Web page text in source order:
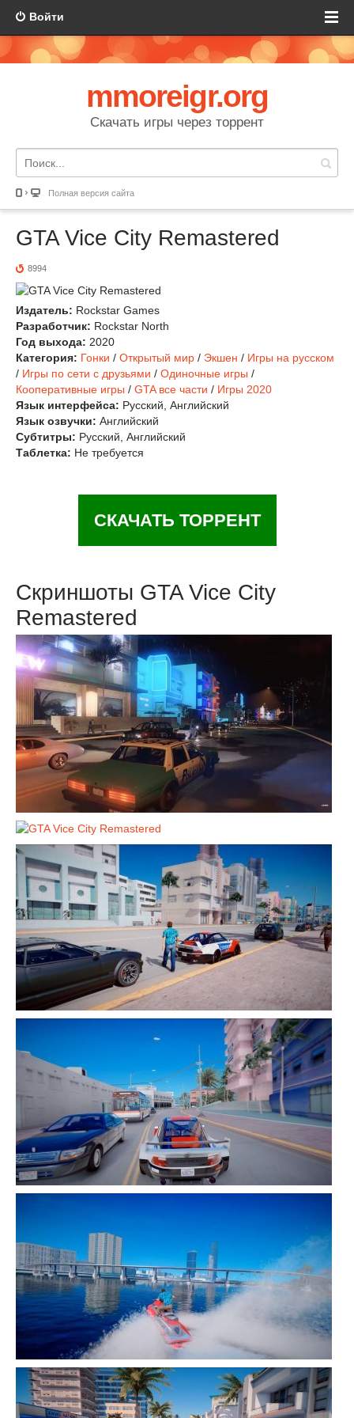
Войти
mmoreigr.org
Скачать игры через торрент
Полная версия сайта
GTA Vice City Remastered
8994
Издатель: Rockstar Games
Разработчик: Rockstar North
Год выхода: 2020
Категория: Гонки / Открытый мир / Экшен / Игры на русском
/ Игры по сети с друзьями / Одиночные игры /
Кооперативные игры / GTA все части / Игры 2020
Язык интерфейса: Русский, Английский
Язык озвучки: Английский
Субтитры: Русский, Английский
Таблетка: Не требуется
СКАЧАТЬ ТОРРЕНТ
Скриншоты GTA Vice City
Remastered